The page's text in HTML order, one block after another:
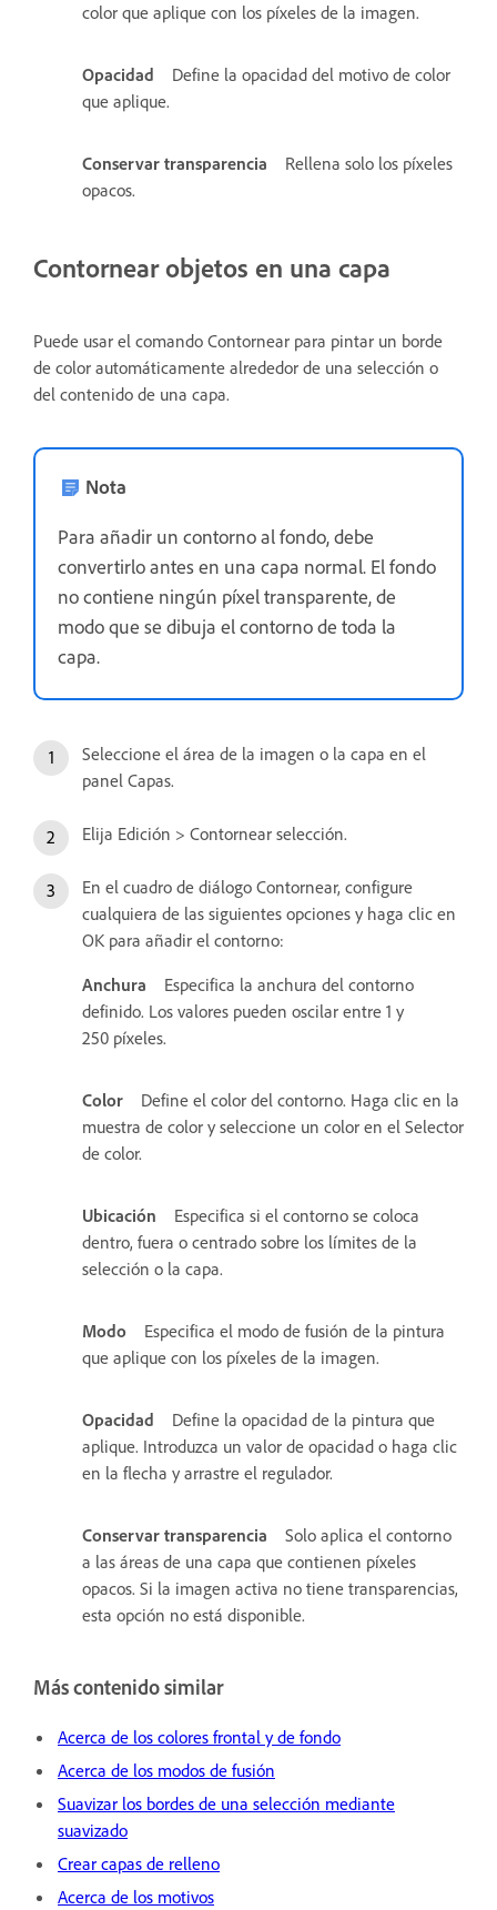
color que aplique con los píxeles de la imagen.
Opacidad
Define la opacidad del motivo de color
que aplique.
Conservar transparencia
Rellena solo los píxeles
opacos.
Contornear objetos en una capa
Puede usar el comando Contornear para pintar un borde
de color automáticamente alrededor de una selección o
del contenido de una capa.
Nota
Para añadir un contorno al fondo, debe
convertirlo antes en una capa normal. El fondo
no contiene ningún píxel transparente, de
modo que se dibuja el contorno de toda la
capa.
Seleccione el área de la imagen o la capa en el
panel Capas.
Elija Edición > Contornear selección.
En el cuadro de diálogo Contornear, configure
cualquiera de las siguientes opciones y haga clic en
OK para añadir el contorno:
Anchura
Especifica la anchura del contorno
definido. Los valores pueden oscilar entre 1 y
250 píxeles.
Color
Define el color del contorno. Haga clic en la
muestra de color y seleccione un color en el Selector
de color.
Ubicación
Especifica si el contorno se coloca
dentro, fuera o centrado sobre los límites de la
selección o la capa.
Modo
Especifica el modo de fusión de la pintura
que aplique con los píxeles de la imagen.
Opacidad
Define la opacidad de la pintura que
aplique. Introduzca un valor de opacidad o haga clic
en la flecha y arrastre el regulador.
Conservar transparencia
Solo aplica el contorno
a las áreas de una capa que contienen píxeles
opacos. Si la imagen activa no tiene transparencias,
esta opción no está disponible.
Más contenido similar
Acerca de los colores frontal y de fondo
Acerca de los modos de fusión
Suavizar los bordes de una selección mediante
suavizado
Crear capas de relleno
Acerca de los motivos